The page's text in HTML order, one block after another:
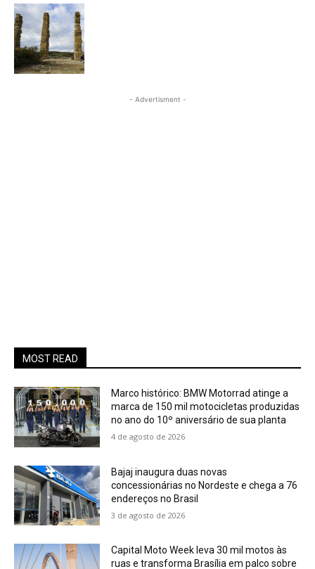
- Advertisment -
MOST READ
Marco histórico: BMW Motorrad atinge a
marca de 150 mil motocicletas produzidas
no ano do 10º aniversário de sua planta
4 de agosto de 2026
Bajaj inaugura duas novas
concessionárias no Nordeste e chega a 76
endereços no Brasil
3 de agosto de 2026
Capital Moto Week leva 30 mil motos às
ruas e transforma Brasília em palco sobre